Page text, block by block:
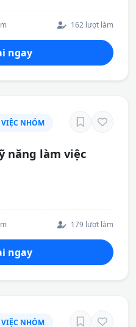
162 lượt làm
ngay
NHÓM
năng làm việc
179 lượt làm
ngay
NHÓM